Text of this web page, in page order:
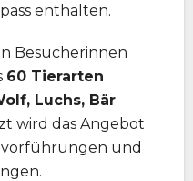
enthalten.
Besucherinnen
60 Tierarten
Luchs, Bär
wird das Angebot
und